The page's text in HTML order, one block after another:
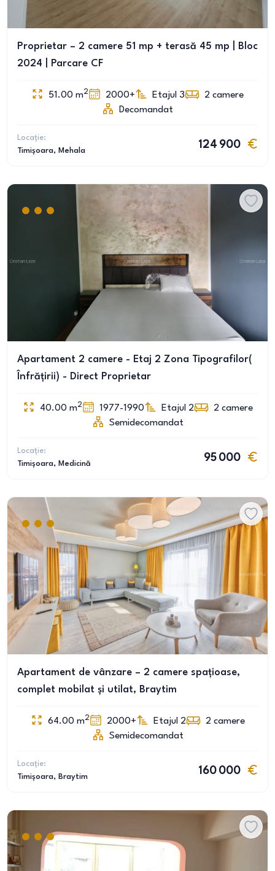
Proprietar – 2 camere 51 mp + terasă 45 mp | Bloc
2024 | Parcare CF
51.00 m2 2000+ Etajul 3 2 camere
Decomandat
Locație:
Timișoara, Mehala
124 900
Apartament 2 camere - Etaj 2 Zona Tipografilor(
Înfrățirii) - Direct Proprietar
40.00 m2 1977-1990 Etajul 2 2 camere
Semidecomandat
Locație:
Timișoara, Medicină
95 000
Apartament de vânzare – 2 camere spațioase,
complet mobilat și utilat, Braytim
64.00 m2 2000+ Etajul 2 2 camere
Semidecomandat
Locație:
Timișoara, Braytim
160 000